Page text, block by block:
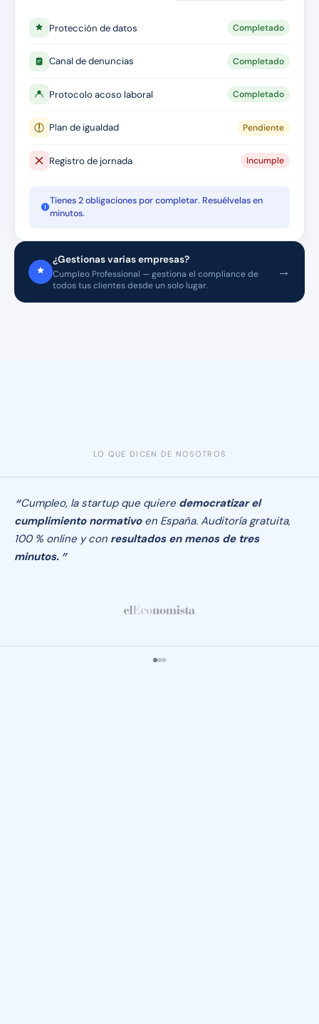
Protección de datos Completado
Canal de denuncias Completado
Protocolo acoso laboral Completado
Plan de igualdad Pendiente
Registro de jornada Incumple
Tienes 2 obligaciones por completar. Resuélvelas en
minutos.
¿Gestionas varias empresas?
Cumpleo Professional — gestiona el compliance de
todos tus clientes desde un solo lugar.
→
LO QUE DICEN DE NOSOTROS
Cumpleo, la startup que quiere democratizar el
cumplimiento normativoen España. Auditoría gratuita,
100 % online y con resultados en menos de tres
minutos.